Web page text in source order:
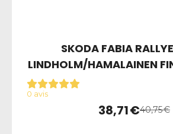
SKODA FABIA
LINDHOLM/HAMALAINEN
0 avis
38,71€40,75€